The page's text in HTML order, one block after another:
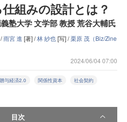
組みの設計とは？
塾大学 文学部 教授 荒谷大輔氏
雨宮 進 [著] /林 紗也[写] /栗原 茂（Biz/Zine
2024/06/04 07:00
贈与経済2.0 関係性資本 社会契約
目次